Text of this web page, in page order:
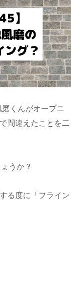
くんがオープニ
間違えたことを二
うか？
る度に「フライン